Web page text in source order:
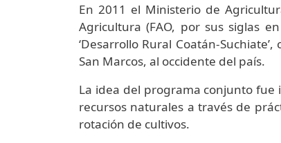
En 2011 el Ministerio de
Agricultura (FAO, por sus siglas
‘Desarrollo Rural Coatán-
San Marcos, al occidente del país.
La idea del programa conjunto fue
recursos naturales a través de
rotación de cultivos.